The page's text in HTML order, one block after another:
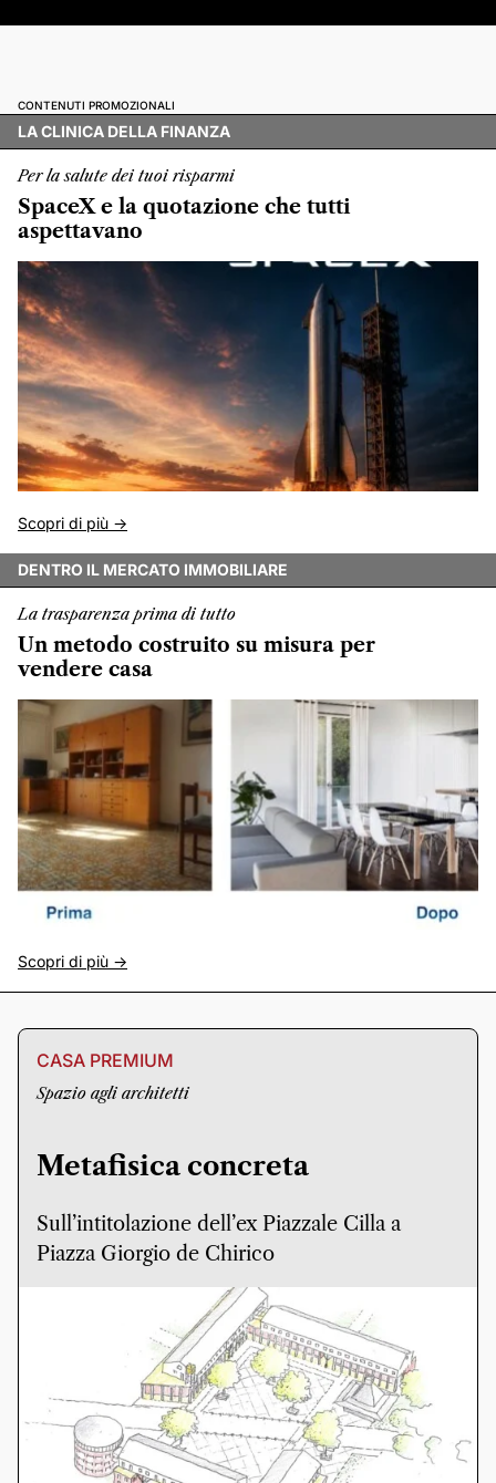
CONTENUTI PROMOZIONALI
LA CLINICA DELLA FINANZA
Per la salute dei tuoi risparmi
SpaceX e la quotazione che tutti
aspettavano
Scopri di più ->
DENTRO IL MERCATO IMMOBILIARE
La trasparenza prima di tutto
Un metodo costruito su misura per
vendere casa
Scopri di più ->
CASA PREMIUM
Spazio agli architetti
Metafisica concreta
Sull’intitolazione dell’ex Piazzale Cilla a
Piazza Giorgio de Chirico